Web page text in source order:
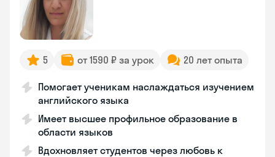
5 от 1590 ₽ за урок 20 лет опыта
Помогает ученикам наслаждаться изучением
английского языка
Имеет высшее профильное образование в
области языков
Вдохновляет студентов через любовь к